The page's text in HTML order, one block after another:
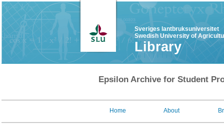
Sveriges lantbruksuniversitet
Swedish University of
Library
Epsilon Archive for Student
Home About